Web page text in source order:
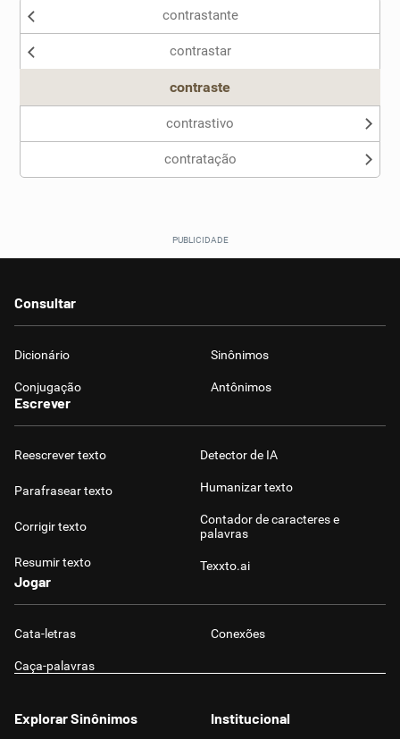
Nenhum dos sinônimos apresentados me ajudou
contrastante
contrastar
contraste
contrastivo
contratação
Consultar
Dicionário Sinônimos
Conjugação Antônimos
Escrever
Reescrever texto
Parafrasear texto
Corrigir texto
Resumir texto
Detector de IA
Humanizar texto
Contador de caracteres e
palavras
Texxto.ai
Jogar
Cata-letras Conexões
Caça-palavras
Explorar Sinônimos Institucional